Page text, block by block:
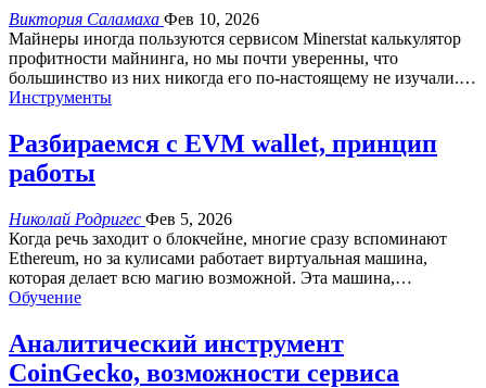
Виктория Саламаха Фев 10, 2026
Майнеры иногда пользуются сервисом Minerstat калькулятор
профитности майнинга, но мы почти уверенны, что
большинство из них никогда его по-настоящему не изучали.…
Инструменты
Разбираемся c EVM wallet, принцип
работы
Николай Родригес Фев 5, 2026
Когда речь заходит о блокчейне, многие сразу вспоминают
Ethereum, но за кулисами работает виртуальная машина,
которая делает всю магию возможной. Эта машина,…
Обучение
Аналитический инструмент
CoinGecko, возможности сервиса